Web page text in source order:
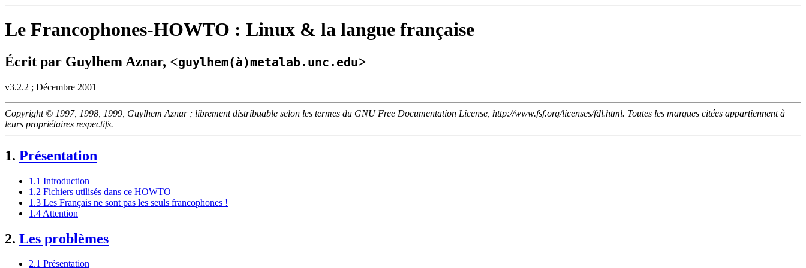
Le Francophones-HOWTO : Linux & la langue française
Écrit par Guylhem Aznar, <guylhem(à)metalab.unc.edu>
v3.2.2 ; Décembre 2001
Copyright © 1997, 1998, 1999, Guylhem Aznar ; librement distribuable selon les termes du GNU Free Documentation License, http://www.fsf.org/licenses/fdl.html. Toutes les marques citées appartiennent à
leurs propriétaires respectifs.
1. Présentation
1.1 Introduction
1.2 Fichiers utilisés dans ce HOWTO
1.3 Les Français ne sont pas les seuls francophones !
1.4 Attention
2. Les problèmes
2.1 Présentation